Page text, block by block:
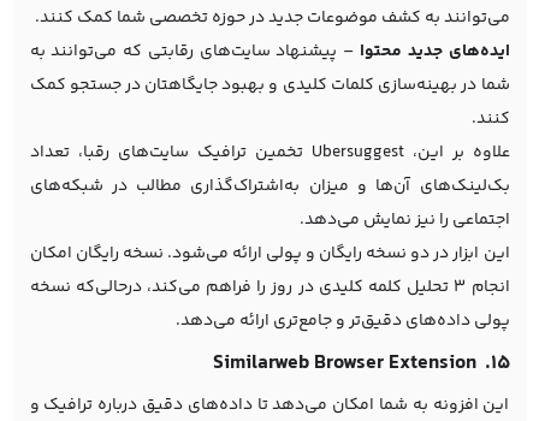
می‌توانند به کشف موضوعات جدید در حوزه تخصصی شما کمک کنند.
ایده‌های جدید محتوا – پیشنهاد سایت‌های رقابتی که می‌توانند به
شما در بهینه‌سازی کلمات کلیدی و بهبود جایگاهتان در جستجو کمک
کنند.
علاوه بر این، Ubersuggest تخمین ترافیک سایت‌های رقبا، تعداد
بک‌لینک‌های آن‌ها و میزان به‌اشتراک‌گذاری مطالب در شبکه‌های
اجتماعی را نیز نمایش می‌دهد.
این ابزار در دو نسخه رایگان و پولی ارائه می‌شود. نسخه رایگان امکان
انجام ۳ تحلیل کلمه کلیدی در روز را فراهم می‌کند، درحالی‌که نسخه
پولی داده‌های دقیق‌تر و جامع‌تری ارائه می‌دهد.
۱۵. Similarweb Browser Extension
این افزونه به شما امکان می‌دهد تا داده‌های دقیق درباره ترافیک و